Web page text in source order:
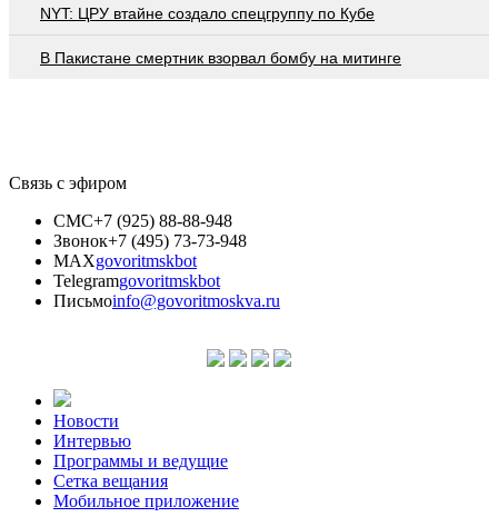
NYT: ЦРУ втайне создало спецгруппу по Кубе
В Пакистане смертник взорвал бомбу на митинге
Связь с эфиром
СМС+7 (925) 88-88-948
Звонок+7 (495) 73-73-948
MAXgovoritmskbot
Telegramgovoritmskbot
Письмоinfo@govoritmoskva.ru
Новости
Интервью
Программы и ведущие
Сетка вещания
Мобильное приложение